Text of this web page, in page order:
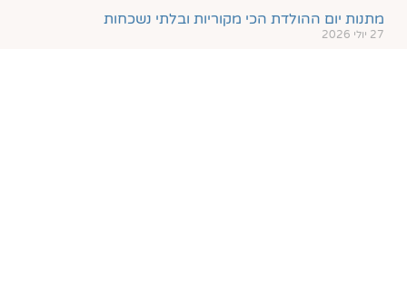
מתנות יום ההולדת הכי מקוריות ובלתי נשכחות
27 יולי 2026